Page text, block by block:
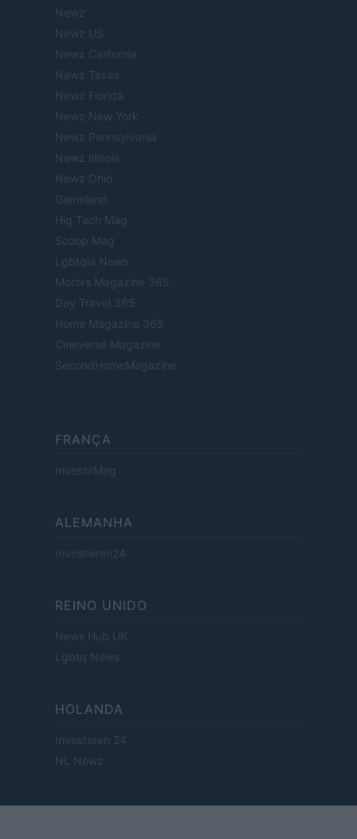
Newz
Newz US
Newz California
Newz Texas
Newz Florida
Newz New York
Newz Pennsylvania
Newz Illinois
Newz Ohio
Gameland
Hig Tech Mag
Scoop Mag
Lgbtqia News
Motors Magazine 365
Day Travel 365
Home Magazine 365
Cineverse Magazine
SecondHomeMagazine
FRANÇA
InvestirMag
ALEMANHA
Investieren24
REINO UNIDO
News Hub UK
Lgbtq News
HOLANDA
Investeren 24
NL Newz